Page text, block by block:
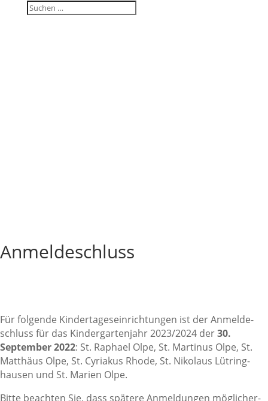
Anmel­de­schluss
Für folgende Kinder­ta­ges­ein­rich­tungen ist der Anmel­de­
schluss für das Kinder­gar­ten­jahr 2023/2024 der30.
September 2022: St. Raphael Olpe, St. Martinus Olpe, St.
Matthäus Olpe, St. Cyriakus Rhode, St. Niko­laus Lütring­
hausen und St. Marien Olpe.
Bitte beachten Sie, dass spätere Anmel­dungen mögli­cher­